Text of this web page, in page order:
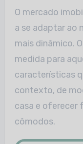
O mercado
a se adaptar ao
mais dinâmico.
medida para
características
contexto, de
casa e oferecer
cômodos.